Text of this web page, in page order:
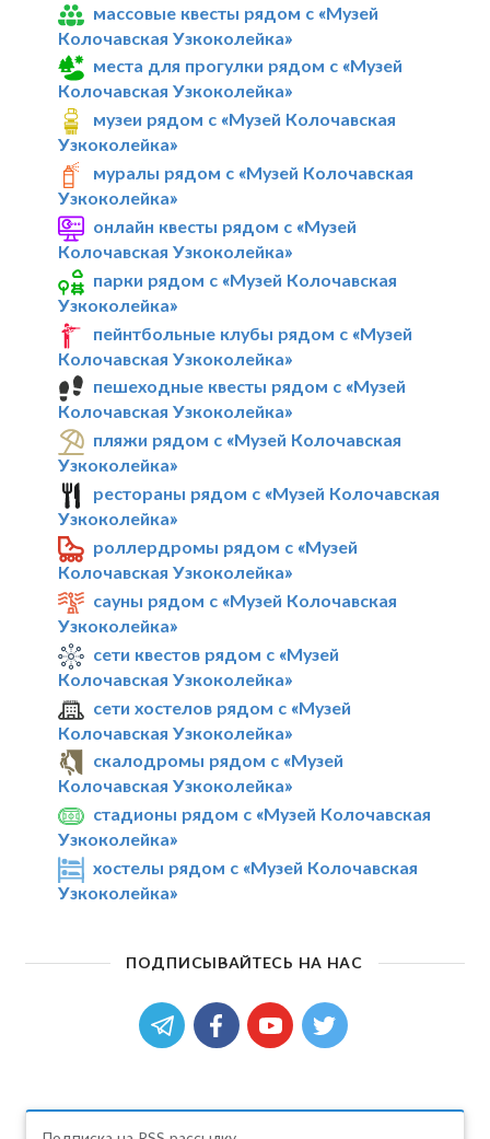
массовые квесты рядом с «Музей
Колочавская Узкоколейка»
места для прогулки рядом с «Музей
Колочавская Узкоколейка»
музеи рядом с «Музей Колочавская
Узкоколейка»
муралы рядом с «Музей Колочавская
Узкоколейка»
онлайн квесты рядом с «Музей
Колочавская Узкоколейка»
парки рядом с «Музей Колочавская
Узкоколейка»
пейнтбольные клубы рядом с «Музей
Колочавская Узкоколейка»
пешеходные квесты рядом с «Музей
Колочавская Узкоколейка»
пляжи рядом с «Музей Колочавская
Узкоколейка»
рестораны рядом с «Музей Колочавская
Узкоколейка»
роллердромы рядом с «Музей
Колочавская Узкоколейка»
сауны рядом с «Музей Колочавская
Узкоколейка»
сети квестов рядом с «Музей
Колочавская Узкоколейка»
сети хостелов рядом с «Музей
Колочавская Узкоколейка»
скалодромы рядом с «Музей
Колочавская Узкоколейка»
стадионы рядом с «Музей Колочавская
Узкоколейка»
хостелы рядом с «Музей Колочавская
Узкоколейка»
ПОДПИСЫВАЙТЕСЬ НА НАС